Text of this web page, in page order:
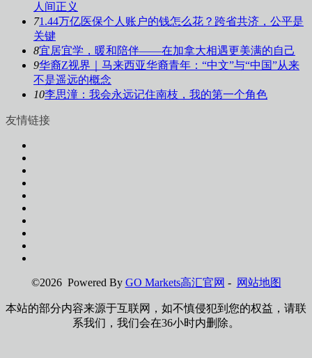
人间正义
71.44万亿医保个人账户的钱怎么花？跨省共济，公平是
关键
8宜居宜学，暖和陪伴——在加拿大相遇更美满的自己
9华裔Z视界｜马来西亚华裔青年：“中文”与“中国”从来
不是遥远的概念
10李思潼：我会永远记住南枝，我的第一个角色
友情链接
©2026 Powered By GO Markets高汇官网 - 网站地图
本站的部分内容来源于互联网，如不慎侵犯到您的权益，请联
系我们，我们会在36小时内删除。